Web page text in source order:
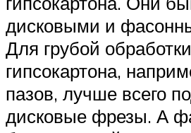
дисковыми и
Для грубой обработки
гипсокартона,
пазов, лучше всего
дисковые фрезы. А